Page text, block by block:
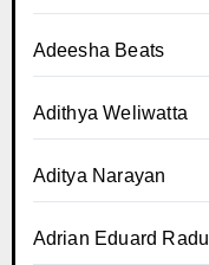
Adeesha Beats
Adithya Weliwatta
Aditya Narayan
Adrian Eduard Radu